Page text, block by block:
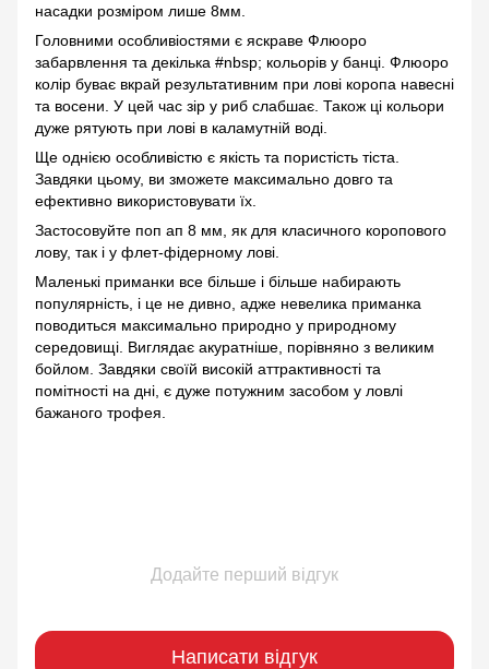
насадки розміром лише 8мм.
Головними особливіостями є яскраве Флюоро
забарвлення та декілька #nbsp; кольорів у банці. Флюоро
колір буває вкрай результативним при лові коропа навесні
та восени. У цей час зір у риб слабшає. Також ці кольори
дуже рятують при лові в каламутній воді.
Ще однією особливістю є якість та пористість тіста.
Завдяки цьому, ви зможете максимально довго та
ефективно використовувати їх.
Застосовуйте поп ап 8 мм, як для класичного коропового
лову, так і у флет-фідерному лові.
Маленькі приманки все більше і більше набирають
популярність, і це не дивно, адже невелика приманка
поводиться максимально природно у природному
середовищі. Виглядає акуратніше, порівняно з великим
бойлом. Завдяки своїй високій аттрактивності та
помітності на дні, є дуже потужним засобом у ловлі
бажаного трофея.
Додайте перший відгук
Написати відгук